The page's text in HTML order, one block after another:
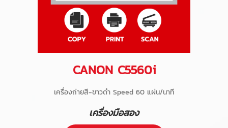
CANON C5560i
เครื่องถ่ายสี-ขาวดำ Speed 60 แผ่น/นาที
เครื่องมือสอง